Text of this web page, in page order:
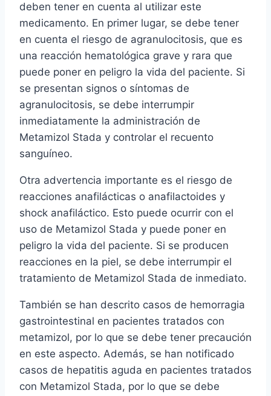
deben tener en cuenta al utilizar este
medicamento. En primer lugar, se debe tener
en cuenta el riesgo de agranulocitosis, que es
una reacción hematológica grave y rara que
puede poner en peligro la vida del paciente. Si
se presentan signos o síntomas de
agranulocitosis, se debe interrumpir
inmediatamente la administración de
Metamizol Stada y controlar el recuento
sanguíneo.
Otra advertencia importante es el riesgo de
reacciones anafilácticas o anafilactoides y
shock anafiláctico. Esto puede ocurrir con el
uso de Metamizol Stada y puede poner en
peligro la vida del paciente. Si se producen
reacciones en la piel, se debe interrumpir el
tratamiento de Metamizol Stada de inmediato.
También se han descrito casos de hemorragia
gastrointestinal en pacientes tratados con
metamizol, por lo que se debe tener precaución
en este aspecto. Además, se han notificado
casos de hepatitis aguda en pacientes tratados
con Metamizol Stada, por lo que se debe